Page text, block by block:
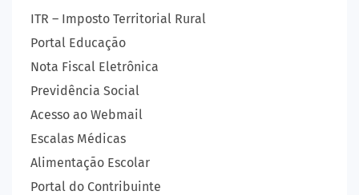
ITR – Imposto Territorial Rural
Portal Educação
Nota Fiscal Eletrônica
Previdência Social
Acesso ao Webmail
Escalas Médicas
Alimentação Escolar
Portal do Contribuinte